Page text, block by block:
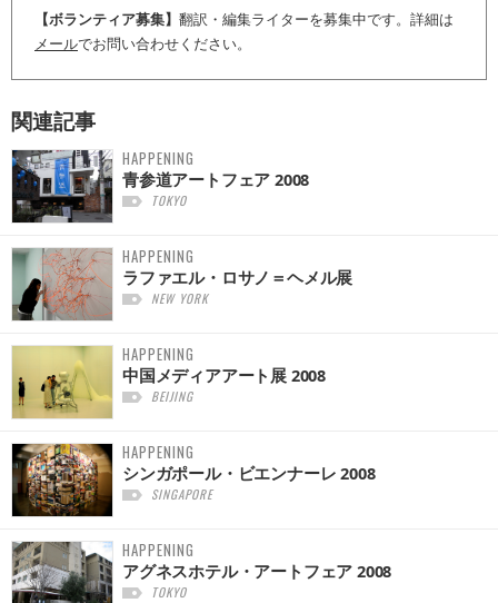
【ボランティア募集】 翻訳・編集ライターを募集中です。詳細は
メールでお問い合わせください。
関連記事
HAPPENING
青参道アートフェア 2008
TOKYO
HAPPENING
ラファエル・ロサノ＝ヘメル展
NEW YORK
HAPPENING
中国メディアアート展 2008
BEIJING
HAPPENING
シンガポール・ビエンナーレ 2008
SINGAPORE
HAPPENING
アグネスホテル・アートフェア 2008
TOKYO